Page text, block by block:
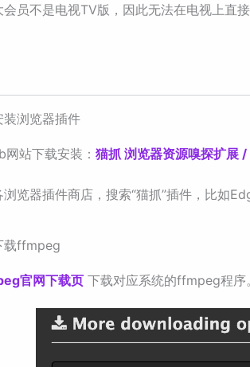
会员不是电视TV版，因此无法在电视上直
装浏览器插件
站下载安装： 猫抓 浏览器资源嗅探扩
览器插件商店，搜索“猫抓”插件，比如
载ffmpeg
官网下载页 下载对应系统的ffmpeg程序。